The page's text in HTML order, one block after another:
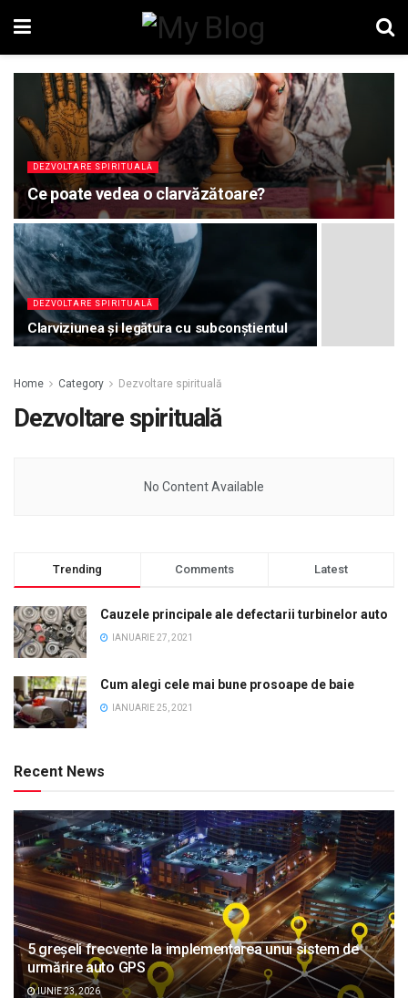
DEZVOLTARE SPIRITUALĂ
Ce poate vedea o clarvăzătoare?
DEZVOLTARE SPIRITUALĂ
Clarviziunea și legătura cu subconștientul
Home Category Dezvoltare spirituală
Dezvoltare spirituală
No Content Available
Trending Comments Latest
Cauzele principale ale defectarii turbinelor auto
IANUARIE 27, 2021
Cum alegi cele mai bune prosoape de baie
IANUARIE 25, 2021
Recent News
5 greșeli frecvente la implementarea unui sistem de
urmărire auto GPS
IUNIE 23, 2026